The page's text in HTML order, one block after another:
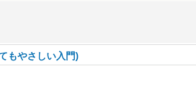
もやさしい入門)